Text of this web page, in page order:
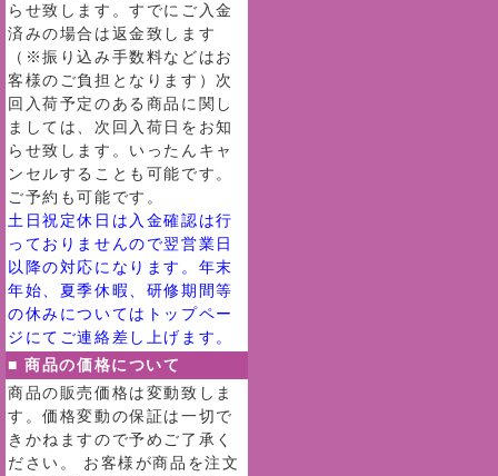
らせ致します。すでにご入金
済みの場合は返金致します
（※振り込み手数料などはお
客様のご負担となります）次
回入荷予定のある商品に関し
ましては、次回入荷日をお知
らせ致します。いったんキャ
ンセルすることも可能です。
ご予約も可能です。
土日祝定休日は入金確認は行
っておりませんので翌営業日
以降の対応になります。年末
年始、夏季休暇、研修期間等
の休みについてはトップペー
ジにてご連絡差し上げます。
■ 商品の価格について
商品の販売価格は変動致しま
す。価格変動の保証は一切で
きかねますので予めご了承く
ださい。 お客様が商品を注文